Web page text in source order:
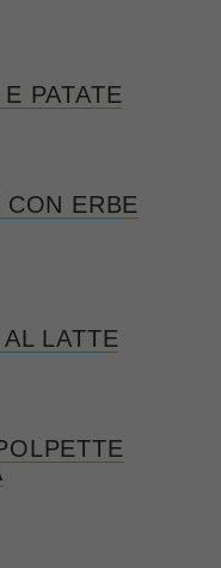
PATATE
ERBE
LATTE